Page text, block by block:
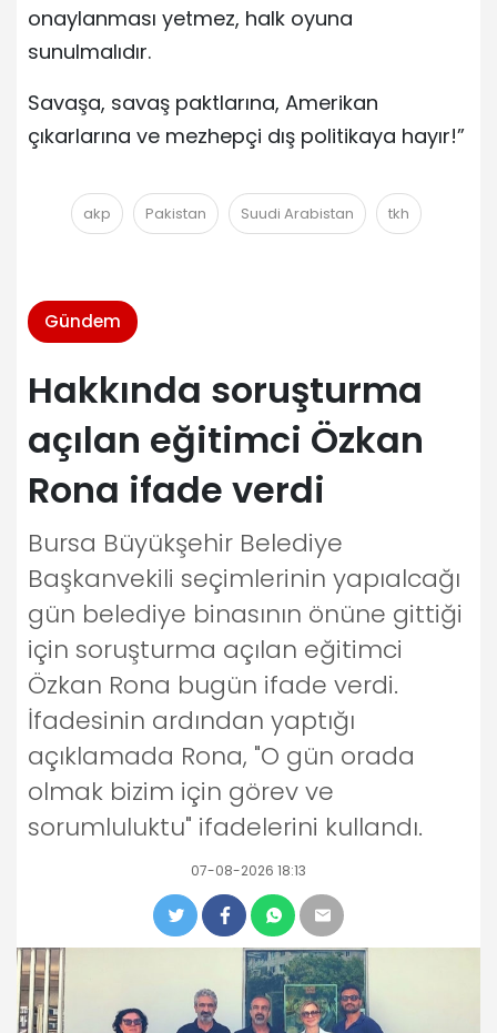
onaylanması yetmez, halk oyuna
sunulmalıdır.
Savaşa, savaş paktlarına, Amerikan
çıkarlarına ve mezhepçi dış politikaya hayır!”
akp Pakistan Suudi Arabistan tkh
Gündem
Hakkında soruşturma
açılan eğitimci Özkan
Rona ifade verdi
Bursa Büyükşehir Belediye
Başkanvekili seçimlerinin yapıalcağı
gün belediye binasının önüne gittiği
için soruşturma açılan eğitimci
Özkan Rona bugün ifade verdi.
İfadesinin ardından yaptığı
açıklamada Rona, "O gün orada
olmak bizim için görev ve
sorumluluktu" ifadelerini kullandı.
07-08-2026 18:13